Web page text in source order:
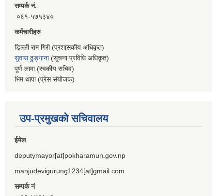
सम्पर्क नं.
०६१-५७५३४०
कर्मचारीहरु
डिल्ली राम गिरी (प्रशासकीय अधिकृत)
सुवास ढुङ्गाना(सूचना प्रविधि अधिकृत)
पूर्ण लामा (स्वकीय सचिव)
भिम थापा (प्रेस संयोजक)
उप-प्रमुखको सचिवालय
ईमेल
deputymayor[at]pokharamun.gov.np
manjudevigurung1234[at]gmail.com
सम्पर्क नं